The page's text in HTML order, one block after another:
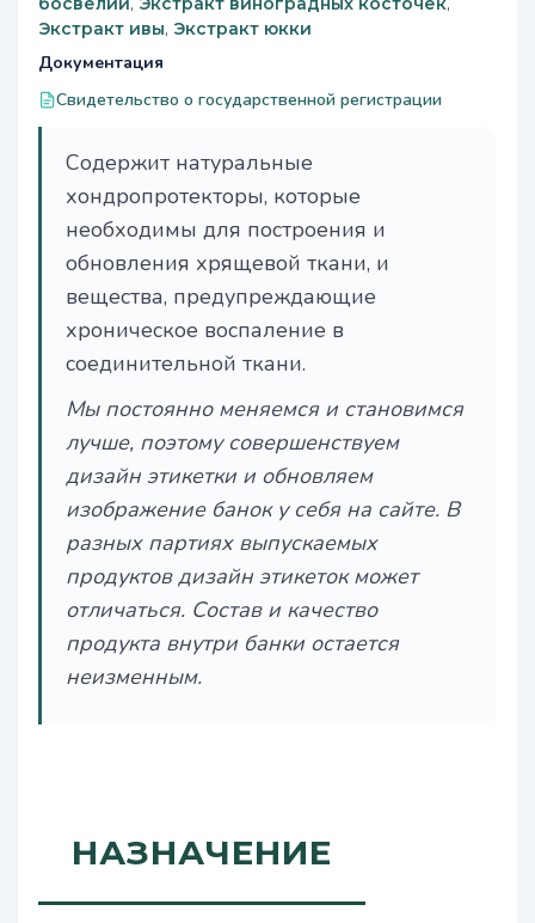
Экстракт ивы, Экстракт юкки
Документация
Свидетельство о государственной регистрации
Содержит натуральные
хондропротекторы, которые
необходимы для построения и
обновления хрящевой ткани, и
вещества, предупреждающие
хроническое воспаление в
соединительной ткани.
Мы постоянно меняемся и становимся
лучше, поэтому совершенствуем
дизайн этикетки и обновляем
изображение банок у себя на сайте. В
разных партиях выпускаемых
продуктов дизайн этикеток может
отличаться. Состав и качество
продукта внутри банки остается
неизменным.
НАЗНАЧЕНИЕ